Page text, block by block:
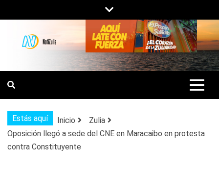
al
contenido
NOTIZULIA
NOTICIAS DEL ZULIA, VENEZUELA Y
DE INTERÉS GENERAL.
Estás aquí Inicio
Zulia
Oposición llegó a sede del CNE en Maracaibo en protesta
contra Constituyente